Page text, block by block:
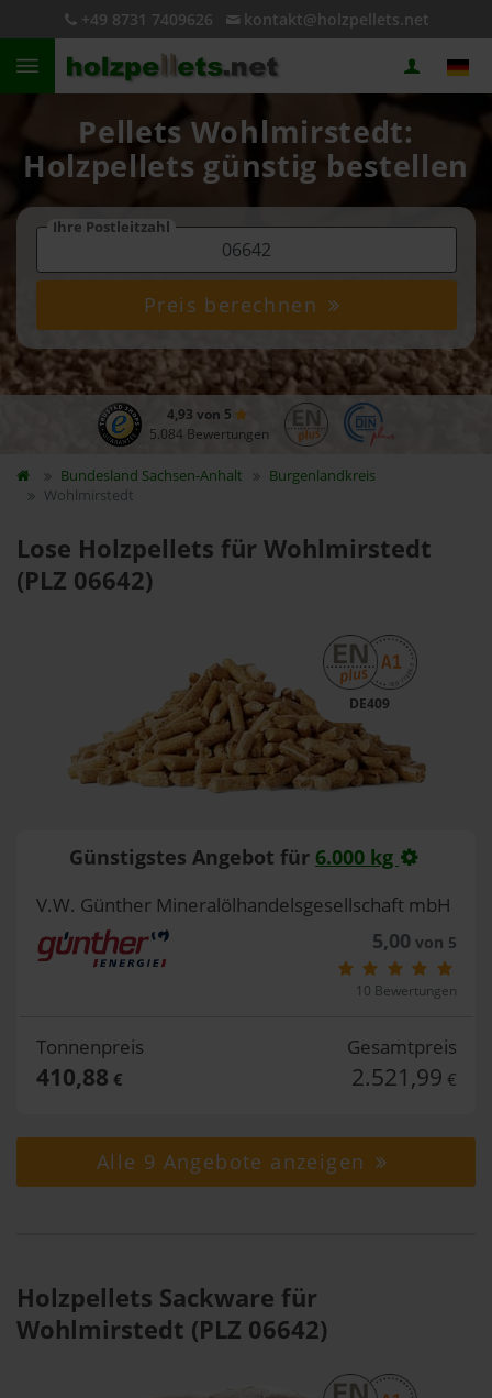
+49 8731 7409626 kontakt@holzpellets.net
Pellets Wohlmirstedt:
Holzpellets günstig bestellen
Ihre Postleitzahl
Preis berechnen
4,93 von 5
5.084 Bewertungen
Bundesland Sachsen-Anhalt
Burgenlandkreis
Wohlmirstedt
Lose Holzpellets für Wohlmirstedt
(PLZ 06642)
DE409
Günstigstes Angebot für 6.000 kg
V.W. Günther Mineralölhandelsgesellschaft mbH
5,00 von 5
10 Bewertungen
Tonnenpreis
410,88 €
Gesamtpreis
2.521,99 €
Alle 9 Angebote anzeigen
Holzpellets Sackware für
Wohlmirstedt (PLZ 06642)